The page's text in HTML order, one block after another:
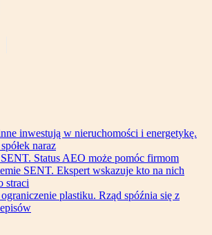
inwestują w nieruchomości i energetykę.
naraz
SENT. Status AEO może pomóc firmom
SENT. Ekspert wskazuje kto na nich
straci
plastiku. Rząd spóźnia się z